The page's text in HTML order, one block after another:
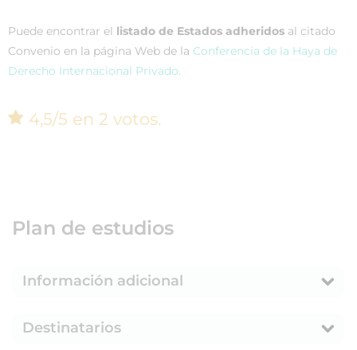
Puede encontrar el listado de Estados adheridos al citado
Convenio en la página Web de la Conferencia de la Haya de
Derecho Internacional Privado.
4,5/5 en 2 votos.
Plan de estudios
Información adicional
Destinatarios